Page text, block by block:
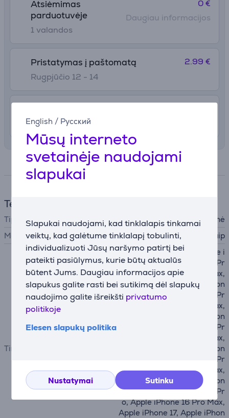
English / Русский
Mūsų interneto
svetainėje naudojami
slapukai
Slapukai naudojami, kad tinklalapis tinkamai
veiktų, kad galėtume tinklalapį tobulinti,
individualizuoti Jūsų naršymo patirtį bei
pateikti pasiūlymus, kurie būtų aktualūs
būtent Jums. Daugiau informacijos apie
slapukus galite rasti bei sutikimą dėl slapukų
naudojimo galite išreikšti privatumo
politikoje
Elesen slapukų politika
Nustatymai Sutinku
Atsiėmimas
parduotuvėje
1 valandos
0 €
Daugiau informacijos
Pristatymas į paštomatą
Rugpjūčio 12 - 14
2.99 €
Rugpjūčio 12 - 14
Specifikacija
Telefono aksesuarai
Tipas
Piniginė
MagSafe
Taip
Tinka telefonams
Apple iPhone 12 mini, Apple i
Phone 12, Apple iPhone 12 Pr
o, Apple iPhone 12 Pro Max,
Apple iPhone 13, Apple iPhon
e 13 mini, Apple iPhone 13 Pr
o, Apple iPhone 13 Pro Max,
Apple iPhone 14, Apple iPhon
e 14 Plus, Apple iPhone 14 Pr
o, Apple iPhone 14 Pro Max,
Apple iPhone 15, Apple iPhon
e 15 Plus, Apple iPhone 15 Pr
o, Apple iPhone 15 Pro Max,
Apple iPhone 16, Apple iPhon
e 16 Plus, Apple iPhone 16 Pr
o, Apple iPhone 16 Pro Max,
Apple iPhone 17, Apple iPhon